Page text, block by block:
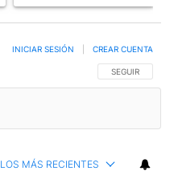
SIGA ESTA
SEGUIR
INICIAR SESIÓN CREAR CUENTA
LOS MÁS RECIENTES